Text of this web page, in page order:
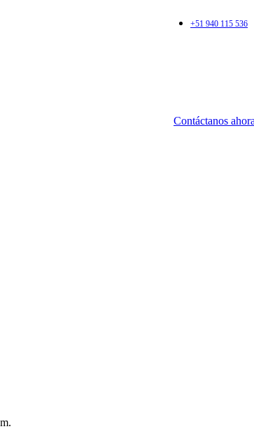
+51 940 115 536
Contáctanos